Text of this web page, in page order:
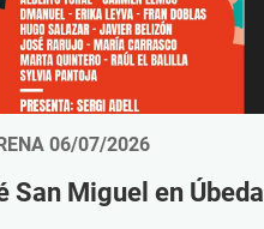
06/07/2026
San Miguel en Úbeda